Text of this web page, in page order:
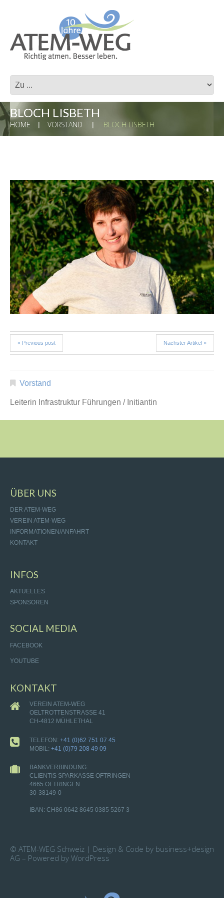
BLOCH LISBETH
HOME VORSTAND BLOCH LISBETH
« Previous post Nächster Artikel »
Vorstand
Leiterin Infrastruktur Führungen / Initiantin
ÜBER UNS
DER ATEM-WEG
VEREIN ATEM-WEG
INFORMATIONEN/ANFAHRT
KONTAKT
INFOS
AKTUELLES
SPONSOREN
SOCIAL MEDIA
FACEBOOK
YOUTUBE
KONTAKT
VEREIN ATEM-WEG
OELTROTTENSTRASSE 41
CH-4812 MÜHLETHAL
TELEFON: +41 (0)62 751 07 45
MOBIL: +41 (0)79 208 49 09
BANKVERBINDUNG:
CLIENTIS SPARKASSE OFTRINGEN
4665 OFTRINGEN
30-38149-0
IBAN: CH86 0642 8645 0385 5267 3
© ATEM-WEG Schweiz | Design & Code by business+design
AG – Powered by WordPress